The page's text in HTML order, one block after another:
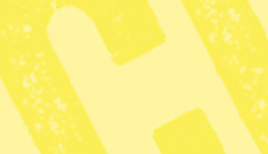
Syre ges ut av Dagens O2 som ägs av Mediehuset Grön Press
som i sin tur ägs av Lennart Fernström. Mediehuset Grön Press
ger ut nyhetstidningar för alla som vill förändra världen och se
ett fritt, demokratiskt, solidariskt och hållbart samhälle bortom
tillväxtdogmer och arbetslinjer. Vi är en icke vinstdrivande
koncern. Det innebär att alla intäkter går tillbaka till
verksamheten.
Ansvarig utgivare:Lennart Fernström